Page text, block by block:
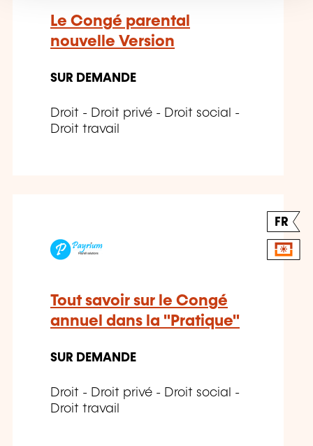
Le Congé parental
nouvelle Version
SUR DEMANDE
Droit - Droit privé - Droit social -
Droit travail
FR
Tout savoir sur le Congé
annuel dans la "Pratique"
SUR DEMANDE
Droit - Droit privé - Droit social -
Droit travail